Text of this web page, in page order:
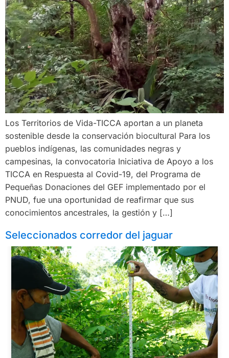
Los Territorios de Vida-TICCA aportan a un planeta
sostenible desde la conservación biocultural Para los
pueblos indígenas, las comunidades negras y
campesinas, la convocatoria Iniciativa de Apoyo a los
TICCA en Respuesta al Covid-19, del Programa de
Pequeñas Donaciones del GEF implementado por el
PNUD, fue una oportunidad de reafirmar que sus
conocimientos ancestrales, la gestión y […]
Seleccionados corredor del jaguar